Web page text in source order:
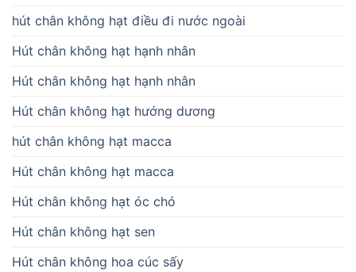
hút chân không hạt điều đi nước ngoài
Hút chân không hạt hạnh nhân
Hút chân không hạt hạnh nhân
Hút chân không hạt hướng dương
hút chân không hạt macca
Hút chân không hạt macca
Hút chân không hạt óc chó
Hút chân không hạt sen
Hút chân không hoa cúc sấy